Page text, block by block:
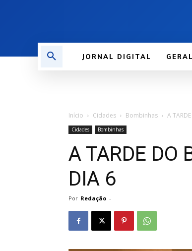
JORNAL DIGITAL GERAL
Início Cidades Bombinhas A
Cidades Bombinhas
A TARDE DO
DIA 6
Por Redação -